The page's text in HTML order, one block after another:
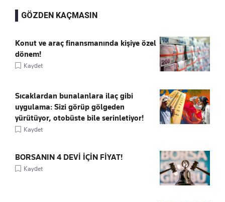
GÖZDEN KAÇMASIN
Konut ve araç finansmanında kişiye özel
dönem!
Kaydet
Sıcaklardan bunalanlara ilaç gibi
uygulama: Sizi görüp gölgeden
yürütüyor, otobüste bile serinletiyor!
Kaydet
BORSANIN 4 DEVİ İÇİN FİYAT!
Kaydet